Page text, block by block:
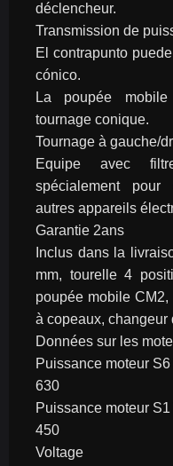
déclencheur.
Transmission de
El contrapunto
cónico.
La poupée
tournage conique.
Tournage à gauche/
Equipe avec
spécialement pour
autres appareils
Garantie 2ans
Inclus dans la
mm, tourelle 4
poupée mobile
à copeaux, changeur
Données sur les
Puissance moteur S6
630
Puissance moteur S1
450
Voltage